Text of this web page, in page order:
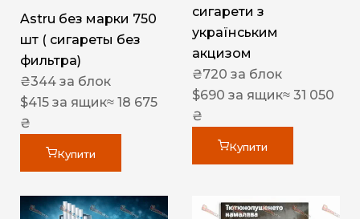
Astru без марки 750
шт ( сигареты без
фильтра)
₴344 за блок
$415 за ящик≈ 18 675
₴
Купити
сигарети з
українським
акцизом
₴720 за блок
$690 за ящик≈ 31 050
₴
Купити